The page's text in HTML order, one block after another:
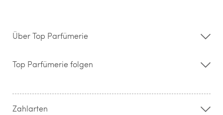
Über Top Parfümerie
Storefinder
Kontakt
Widerrufsrecht & Rückgabebedingungen
Top Parfümerie folgen
Zahlarten